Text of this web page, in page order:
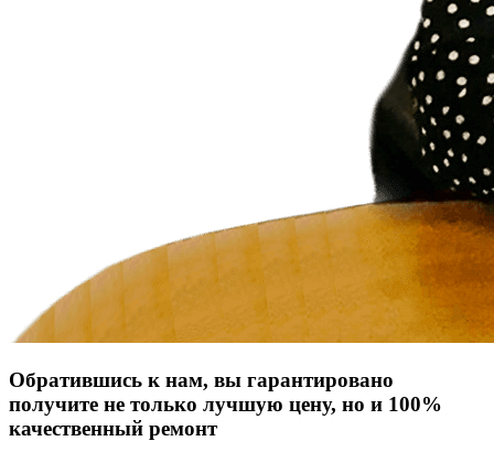
Обратившись к нам, вы гарантировано
получите не только лучшую цену, но и 100%
качественный ремонт